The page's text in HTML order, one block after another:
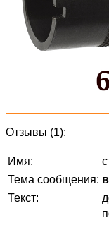
Отзывы (1):
Имя:
Тема сообщения:
Текст: